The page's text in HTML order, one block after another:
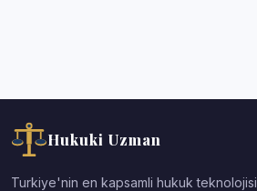
Hukuki Uzman
Turkiye'nin en kapsamli hukuk teknolojisi